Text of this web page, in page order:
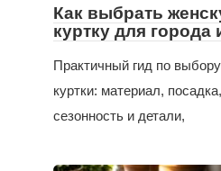
Как выбрать
куртку для города
Практичный гид по
куртки: материал,
сезонность и детали,